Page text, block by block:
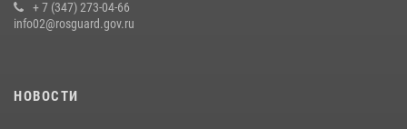
Росгвардейцы Башкортостана обеспечили правопорядок и
выступили на празднике в честь Дня ВДВ
+ 7 (347) 273-04-66
info02@rosguard.gov.ru
НОВОСТИ